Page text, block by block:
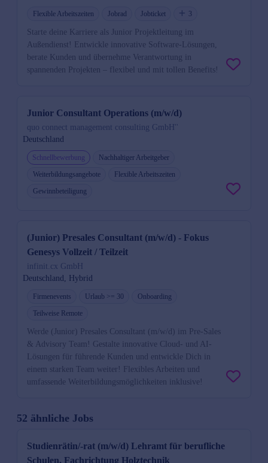
Flexible Arbeitszeiten Jobrad Jobticket 3
Starte deine Karriere als Junior Projektleitung im
Außendienst! Entwickle innovative Software-Lösungen,
berate Kunden und übernehme Verantwortung in
spannenden Projekten – flexibel und mit tollen Benefits!
Junior Consultant Operations (m/w/d)
quo connect management consulting GmbH''
Deutschland
Schnellbewerbung
Nachhaltiger Arbeitgeber
Weiterbildungsangebote
Flexible Arbeitszeiten
Gewinnbeteiligung
(Junior) Presales Consultant (m/w/d) - Fokus
Genesys Vollzeit / Teilzeit
infinit.cx GmbH
Deutschland, Hybrid
Firmenevents Urlaub >= 30
Onboarding
Teilweise Remote
Werde (Junior) Presales Consultant (m/w/d) im Pre-Sales
& Advisory Team! Gestalte innovative Cloud- und AI-
Lösungen für führende Kunden und entwickle Dich in
einem starken Team weiter! Flexibles Arbeiten und
umfassende Weiterbildungsmöglichkeiten inklusive!
52 ähnliche Jobs
Studienrätin/-rat (m/w/d) Lehramt für berufliche
Schulen, Fachrichtung Holztechnik